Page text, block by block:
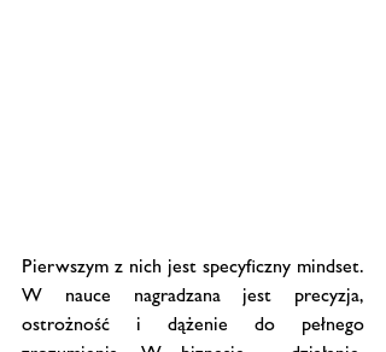
Pierwszym z nich jest specyficzny mindset.
W nauce nagradzana jest precyzja,
ostrożność i dążenie do pełnego